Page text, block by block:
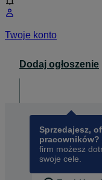
Twoje konto
Dodaj ogłoszenie
Sprzedajesz,
pracowników?
firm możesz
swoje cele.